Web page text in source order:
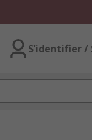
S’identifier